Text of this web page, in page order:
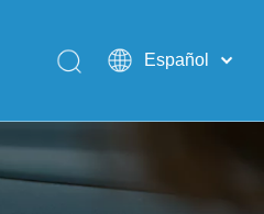
Español
Pусский